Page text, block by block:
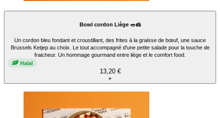
Bowl cordon Liège 🥗🧀
Un cordon bleu fondant et croustillant, des frites à la graisse de bœuf, une sauce
Brussels Ketjep au choix. Le tout accompagné d'une petite salade pour la touche de
fraicheur. Un hommage gourmand entre liège et le comfort food.
Halal
13,20 €
+